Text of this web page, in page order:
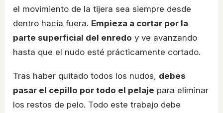
el movimiento de la tijera sea siempre desde
dentro hacia fuera. Empieza a cortar por la
parte superficial del enredo y ve avanzando
hasta que el nudo esté prácticamente cortado.
Tras haber quitado todos los nudos, debes
pasar el cepillo por todo el pelaje para eliminar
los restos de pelo. Todo este trabajo debe